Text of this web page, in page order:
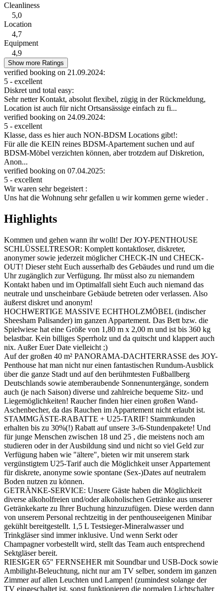
Cleanliness
5,0
Location
4,7
Equipment
4,9
Show more Ratings
verified booking on 21.09.2024:
5 - excellent
Diskret und total easy:
Sehr netter Kontakt, absolut flexibel, zügig in der Rückmeldung,
Location ist auch für nicht Ortsansässige einfach zu fi...
verified booking on 24.09.2024:
5 - excellent
Klasse, dass es hier auch NON-BDSM Locations gibt!:
Für alle die KEIN reines BDSM-Apartement suchen und auf
BDSM-Möbel verzichten können, aber trotzdem auf Diskretion,
Anon...
verified booking on 07.04.2025:
5 - excellent
Wir waren sehr begeistert :
Uns hat die Wohnung sehr gefallen u wir kommen gerne wieder .
Highlights
Kommen und gehen wann ihr wollt! Der JOY-PENTHOUSE
SCHLÜSSELTRESOR: Komplett kontaktloser, diskreter,
anonymer sowie jederzeit möglicher CHECK-IN und CHECK-
OUT! Dieser steht Euch ausserhalb des Gebäudes und rund um die
Uhr zugänglich zur Verfügung. Ihr müsst also zu niemandem
Kontakt haben und im Optimalfall sieht Euch auch niemand das
neutrale und unscheinbare Gebäude betreten oder verlassen. Also
äußerst diskret und anonym!
HOCHWERTIGE MASSIVE ECHTHOLZMÖBEL (indischer
Sheesham Palisander) im ganzen Appartement. Das Bett bzw. die
Spielwiese hat eine Größe von 1,80 m x 2,00 m und ist bis 360 kg
belastbar. Kein billiges Sperrholz und da quitscht und klappert auch
nix. Außer Euer Date vielleicht ;)
Auf der großen 40 m² PANORAMA-DACHTERRASSE des JOY-
Penthouse hat man nicht nur einen fantastischen Rundum-Ausblick
über die ganze Stadt und auf den berühmtesten Fußballberg
Deutschlands sowie atemberaubende Sonnenuntergänge, sondern
auch (je nach Saison) diverse und zahlreiche bequeme Sitz- und
Liegemöglichkeiten! Raucher finden hier einen großen Wand-
Aschenbecher, da das Rauchen im Appartement nicht erlaubt ist.
STAMMGÄSTE-RABATTE + U25-TARIF! Stammkunden
erhalten bis zu 30%(!) Rabatt auf unsere 3-/6-Stundenpakete! Und
für junge Menschen zwischen 18 und 25 , die meistens noch am
studieren oder in der Ausbildung sind und nicht so viel Geld zur
Verfügung haben wie "ältere", bieten wir mit unserem stark
vergünstigtem U25-Tarif auch die Möglichkeit unser Appartement
für diskrete, anonyme sowie spontane (Sex-)Dates auf neutralem
Boden nutzen zu können.
GETRÄNKE-SERVICE: Unsere Gäste haben die Möglichkeit
diverse alkoholfreien und/oder alkoholischen Getränke aus unserer
Getränkekarte zu Ihrer Buchung hinzuzufügen. Diese werden dann
von unserem Personal rechtzeitig in der penthouseeigenen Minibar
gekühlt bereitgestellt. 1,5 L Testsieger-Mineralwasser und
Trinkgläser sind immer inklusive. Und wenn Serkt oder
Champagner vorbestellt wird, stellt das Team auch entsprechend
Sektgläser bereit.
RIESIGER 65" FERNSEHER mit Soundbar und USB-Dock sowie
Ambilight-Beleuchtung, nicht nur am TV selber, sondern im ganzen
Zimmer auf allen Leuchten und Lampen! (zumindest solange der
TV eingeschaltet ist, sonst funktionieren die normalen Lichtschalter